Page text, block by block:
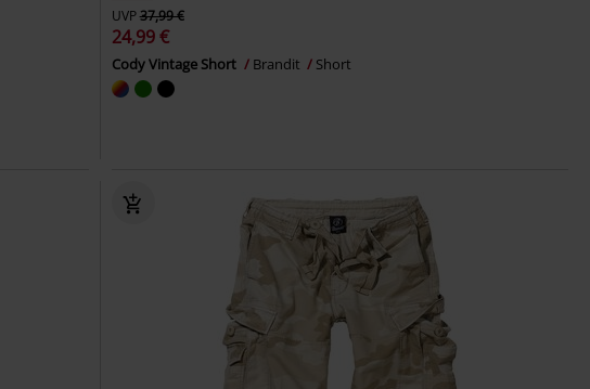
UVP37,99 €
24,99 €
Cody Vintage Short Brandit Short